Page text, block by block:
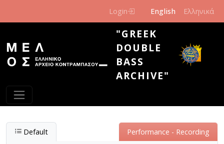
Login English Ελληνικά
"GREEK
DOUBLE
BASS
ARCHIVE"
Default Performance - Recording